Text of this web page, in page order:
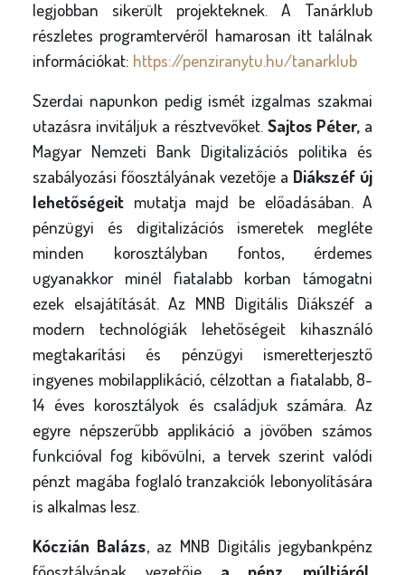
legjobban sikerült projekteknek. A Tanárklub
részletes programtervéről hamarosan itt találnak
információkat: https://penziranytu.hu/tanarklub
Szerdai napunkon pedig ismét izgalmas szakmai
utazásra invitáljuk a résztvevőket.Sajtos Péter, a
Magyar Nemzeti Bank Digitalizációs politika és
szabályozási főosztályának vezetője a Diákszéf új
lehetőségeit mutatja majd be előadásában. A
pénzügyi és digitalizációs ismeretek megléte
minden korosztályban fontos, érdemes
ugyanakkor minél fiatalabb korban támogatni
ezek elsajátítását. Az MNB Digitális Diákszéf a
modern technológiák lehetőségeit kihasználó
megtakarítási és pénzügyi ismeretterjesztő
ingyenes mobilapplikáció, célzottan a fiatalabb, 8-
14 éves korosztályok és családjuk számára. Az
egyre népszerűbb applikáció a jövőben számos
funkcióval fog kibővülni, a tervek szerint valódi
pénzt magába foglaló tranzakciók lebonyolítására
is alkalmas lesz.
Kóczián Balázs, az MNB Digitális jegybankpénz